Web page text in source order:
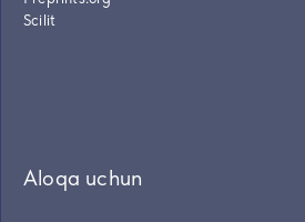
Scilit
Aloqa uchun